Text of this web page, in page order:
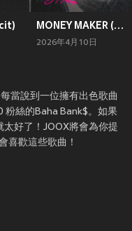
MONEY MAKER (Explicit)
2026年4月10日
當說到一位擁有出色歌曲
粉絲的Baha Bank$。如果
好了！JOOX將會為你提
喜歡這些歌曲！